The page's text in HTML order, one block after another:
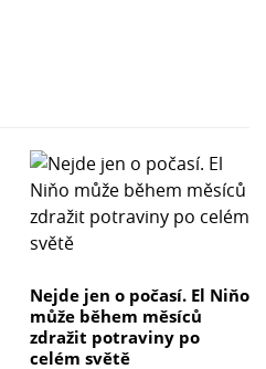
Nejde jen o počasí. El Niňo
může během měsíců
zdražit potraviny po
celém světě